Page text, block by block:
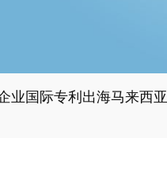
业国际专利出海马来西亚